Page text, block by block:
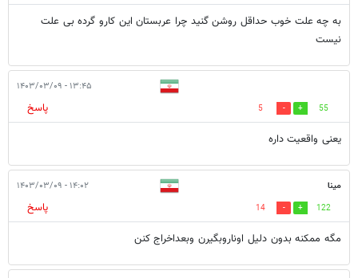
به چه علت خوب حداقل روشن گنید چرا عربستان این کارو گرده بی علت
نیست
۱۳:۴۵ - ۱۴۰۳/۰۳/۰۹
55
5
پاسخ
یعنی واقعیت داره
مینا ۱۴:۰۲ - ۱۴۰۳/۰۳/۰۹
122
14
پاسخ
مگه ممکنه بدون دلیل اوناروبگیرن وبعداخراج کنن